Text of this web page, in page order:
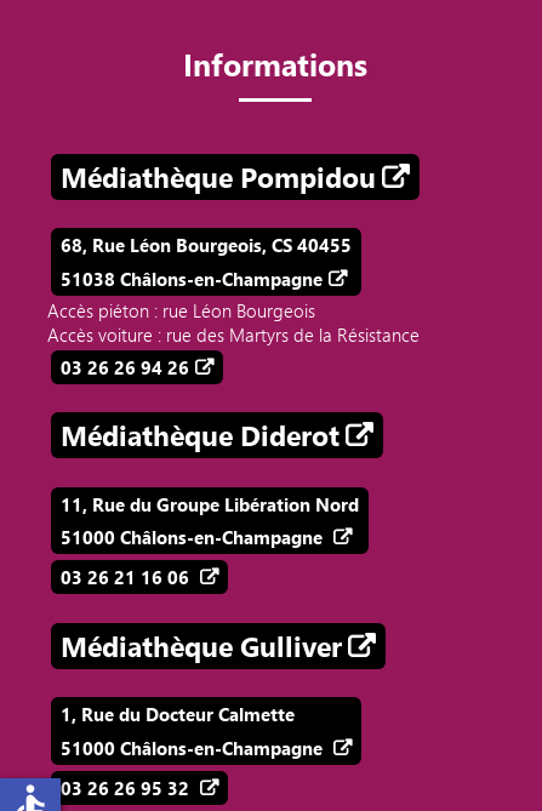
Informations
Médiathèque Pompidou
68, Rue Léon Bourgeois, CS 40455
51038 Châlons-en-Champagne
Accès piéton : rue Léon Bourgeois
Accès voiture : rue des Martyrs de la Résistance
03 26 26 94 26
Médiathèque Diderot
11, Rue du Groupe Libération Nord
51000 Châlons-en-Champagne
03 26 21 16 06
Médiathèque Gulliver
1, Rue du Docteur Calmette
51000 Châlons-en-Champagne
03 26 26 95 32